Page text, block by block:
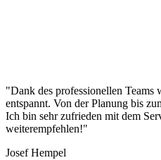
"Dank des professionellen Teams
entspannt. Von der Planung bis
Ich bin sehr zufrieden mit dem
weiterempfehlen!"
Josef Hempel